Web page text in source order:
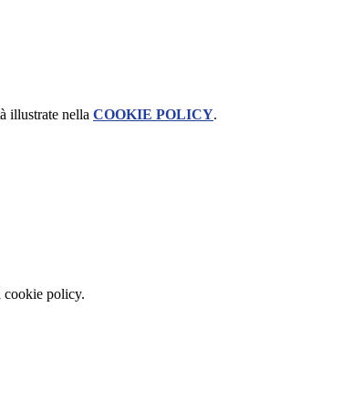
illustrate nella COOKIE POLICY.
cookie policy.